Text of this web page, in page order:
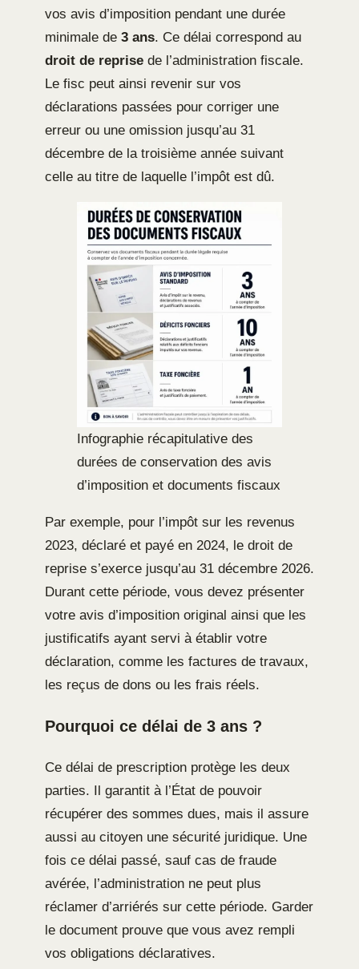
vos avis d’imposition pendant une durée
minimale de 3 ans. Ce délai correspond au
droit de reprise de l’administration fiscale.
Le fisc peut ainsi revenir sur vos
déclarations passées pour corriger une
erreur ou une omission jusqu’au 31
décembre de la troisième année suivant
celle au titre de laquelle l’impôt est dû.
Infographie récapitulative des
durées de conservation des avis
d’imposition et documents fiscaux
Par exemple, pour l’impôt sur les revenus
2023, déclaré et payé en 2024, le droit de
reprise s’exerce jusqu’au 31 décembre 2026.
Durant cette période, vous devez présenter
votre avis d’imposition original ainsi que les
justificatifs ayant servi à établir votre
déclaration, comme les factures de travaux,
les reçus de dons ou les frais réels.
Pourquoi ce délai de 3 ans ?
Ce délai de prescription protège les deux
parties. Il garantit à l’État de pouvoir
récupérer des sommes dues, mais il assure
aussi au citoyen une sécurité juridique. Une
fois ce délai passé, sauf cas de fraude
avérée, l’administration ne peut plus
réclamer d’arriérés sur cette période. Garder
le document prouve que vous avez rempli
vos obligations déclaratives.